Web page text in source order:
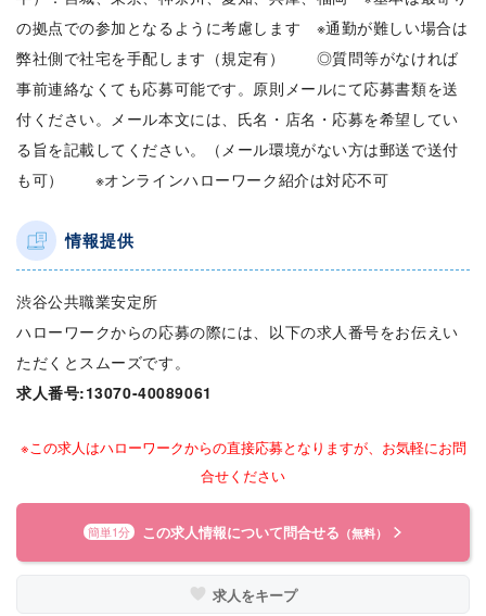
の拠点での参加となるように考慮します ※通勤が難しい場合は
弊社側で社宅を手配します（規定有） ◎質問等がなければ
事前連絡なくても応募可能です。原則メールにて応募書類を送
付ください。メール本文には、氏名・店名・応募を希望してい
る旨を記載してください。（メール環境がない方は郵送で送付
も可） ※オンラインハローワーク紹介は対応不可
情報提供
渋谷公共職業安定所
ハローワークからの応募の際には、以下の求人番号をお伝えい
ただくとスムーズです。
求人番号:13070-40089061
※この求人はハローワークからの直接応募となりますが、お気軽にお問
合せください
簡単1分 この求人情報について問合せる （無料）
求人をキープ